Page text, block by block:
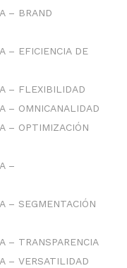
– BRAND
– EFICIENCIA DE
– FLEXIBILIDAD
– OMNICANALIDAD
– OPTIMIZACIÓN
–
– SEGMENTACIÓN
– TRANSPARENCIA
– VERSATILIDAD